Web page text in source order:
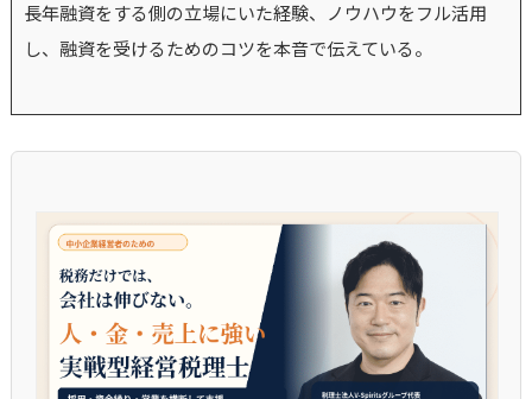
長年融資をする側の立場にいた経験、ノウハウをフル活用
し、融資を受けるためのコツを本音で伝えている。